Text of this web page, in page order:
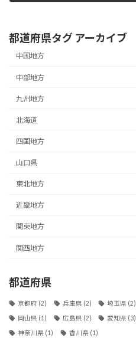
都道府県タグ アーカイブ
中国地方
中部地方
九州地方
北海道
四国地方
山口県
東北地方
近畿地方
関東地方
関西地方
都道府県
京都府 (2) 兵庫県 (2) 埼玉県 (2)
岡山県 (1) 広島県 (2) 愛知県 (3)
神奈川県 (1) 香川県 (1)